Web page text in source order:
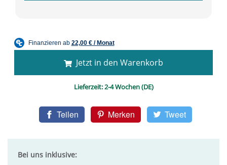
Jetzt in den Warenkorb
Lieferzeit:2-4 Wochen (DE)
Teilen Merken Tweet
Bei uns inklusive: